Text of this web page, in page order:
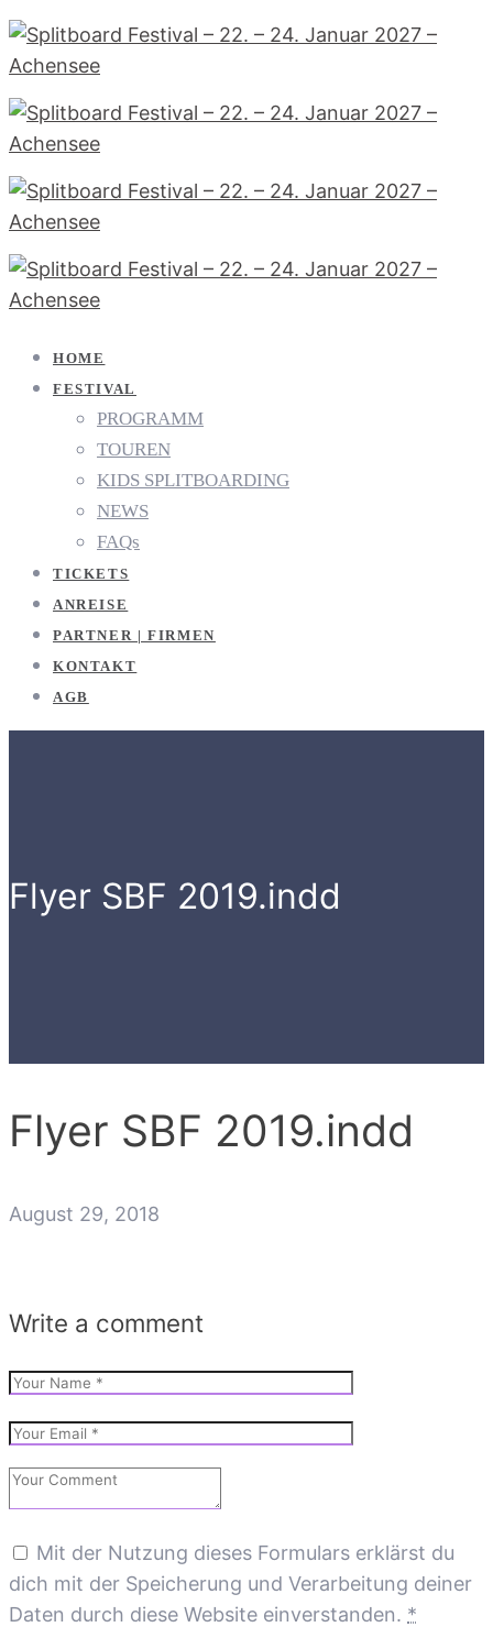
HOME
FESTIVAL
PROGRAMM
TOUREN
KIDS SPLITBOARDING
NEWS
FAQs
TICKETS
ANREISE
PARTNER | FIRMEN
KONTAKT
AGB
Flyer SBF 2019.indd
Flyer SBF 2019.indd
August 29, 2018
Write a comment
Mit der Nutzung dieses Formulars erklärst du
dich mit der Speicherung und Verarbeitung deiner
Daten durch diese Website einverstanden. *